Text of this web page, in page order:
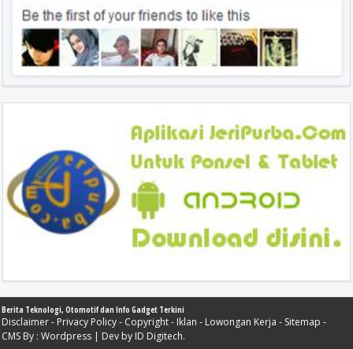
Berita Teknologi, Otomotif dan Info Gadget Terkini
Disclaimer- Privacy Policy- Copyright- Iklan - Lowongan Kerja - Sitemap -
CMS By : Wordpress | Dev by ID Digitech.